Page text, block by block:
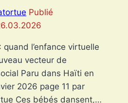
Publié
quand l’enfance virtuelle
vecteur de
Paru dans Haïti en
2026 page 11 par
Ces bébés dansent,…